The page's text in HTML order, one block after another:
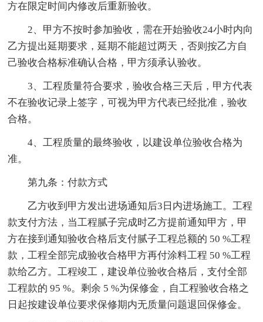
方在限定时间内修改后重新验收。
2、甲方不按时参加验收，需在开始验收24小时内向
乙方提出延期要求，延期不能超过两天，否则按乙方自
己验收合格标准确认合格，甲方须承认验收。
3、工程质量符合要求，验收合格三天后，甲方代表
不在验收记录上签字，可视为甲方代表已经批准，验收
合格。
4、工程质量的最终验收，以建设单位验收合格为
准。
第九条：付款方式
乙方收到甲方发出进场通知后3日内进场施工。工程
款支付方法，当工程腻子完成时乙方提前通知甲方，甲
方在接到通知验收合格后支付腻子工程总额的 50 %工程
款，工程全部完成验收合格甲方再付涂料工程 50 %工程
款给乙方。工程竣工，建设单位验收合格后，支付全部
工程款的 95 %。剩余 5 %为保修金，自工程验收合格之
日起按建设单位要求保修期内无质量问题退回保修金。